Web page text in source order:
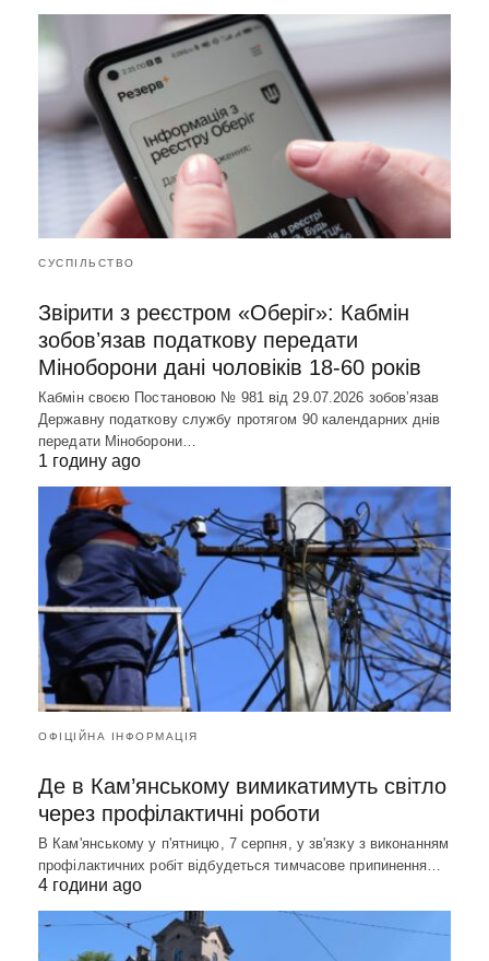
СУСПІЛЬСТВО
Звірити з реєстром «Оберіг»: Кабмін
зобовʼязав податкову передати
Міноборони дані чоловіків 18-60 років
Кабмін своєю Постановою № 981 від 29.07.2026 зобовʼязав
Державну податкову службу протягом 90 календарних днів
передати Міноборони…
1 годину ago
ОФІЦІЙНА ІНФОРМАЦІЯ
Де в Кам’янському вимикатимуть світло
через профілактичні роботи
В Кам'янському у п'ятницю, 7 серпня, у зв'язку з виконанням
профілактичних робіт відбудеться тимчасове припинення…
4 години ago